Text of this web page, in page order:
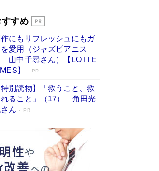
かない 「老後レス時代」
馬鹿な……」90歳になった作
が、ひとり暮らしの生活を明か
献身』『白夜行』など代表作が
セラー］
Book Bang
80代向け新書がベスト3を独
は、大嘘である」原作者が抱き
とは…「自己憐憫は描きたくな
にこだわったこと（後編） #
すすめ
にもリフレッシュにもガ
を愛用（ジャズピアニス
山中千尋さん）【LOTTE
】
PR
特別読物】「救うこと、救
れること」（17） 角田光
ん
PR